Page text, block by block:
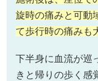
旋時の痛みと可動
て歩行時の痛みも
下半身に血流が巡
きと帰りの歩く感